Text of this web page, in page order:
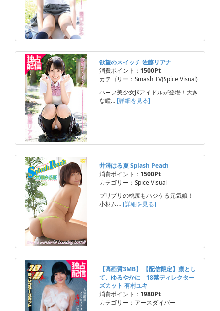
欲望のスイッチ 佐藤リアナ
消費ポイント： 1500Pt
カテゴリー：Smash TV(Spice Visual)
ハーフ美少女JKアイドルが登場！大き
な瞳… [詳細を見る]
井澤はる夏 Splash Peach
消費ポイント： 1500Pt
カテゴリー：Spice Visual
プリプリの桃尻もハジケる元気娘！
小柄ム… [詳細を見る]
【高画質3MB】 【配信限定】凛とし
て、ゆるやかに 18禁ディレクター
ズカット 有村ユキ
消費ポイント： 1980Pt
カテゴリー：アースダイバー